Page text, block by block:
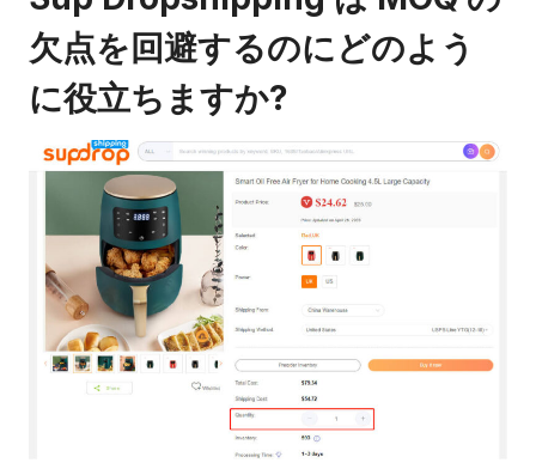
欠点を回避するのにどのよう
に役立ちますか?